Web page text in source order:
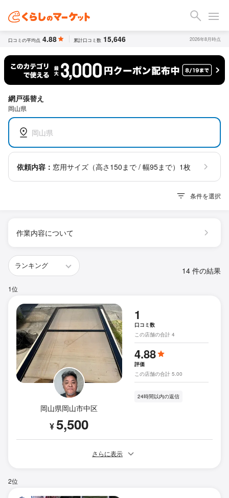
口コミの平均点 4.88 累計口コミ数 15,646 2026年8月時点
網戸張替え
岡山県
岡山県
依頼内容： 窓用サイズ（高さ150まで / 幅95まで）1枚
条件を選択
作業内容について
14 件の結果
1位
岡山県岡山市中区
¥5,500
1
口コミ数
この店舗の合計 4
4.88
評価
この店舗の合計 5.00
24時間以内の返信
さらに表示
2位